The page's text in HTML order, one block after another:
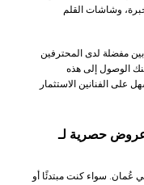
وشاشات القلم
أصبحت زيب بين مفضلة لدى المحترفين
الوصول إلى هذه
على الفنانين الاستثمار
حصرية لـ
عُمان. سواء كنت مبتدئًا أو